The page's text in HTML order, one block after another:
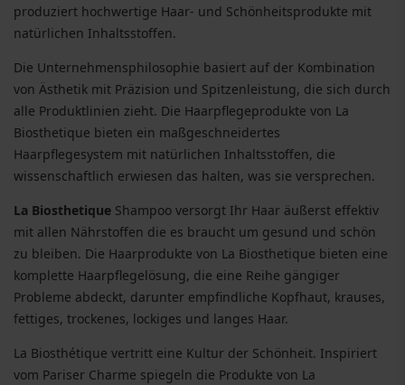
produziert hochwertige Haar- und Schönheitsprodukte mit
natürlichen Inhaltsstoffen.
Die Unternehmensphilosophie basiert auf der Kombination
von Ästhetik mit Präzision und Spitzenleistung, die sich durch
alle Produktlinien zieht. Die Haarpflegeprodukte von La
Biosthetique bieten ein maßgeschneidertes
Haarpflegesystem mit natürlichen Inhaltsstoffen, die
wissenschaftlich erwiesen das halten, was sie versprechen.
La Biosthetique Shampoo versorgt Ihr Haar äußerst effektiv
mit allen Nährstoffen die es braucht um gesund und schön
zu bleiben. Die Haarprodukte von La Biosthetique bieten eine
komplette Haarpflegelösung, die eine Reihe gängiger
Probleme abdeckt, darunter empfindliche Kopfhaut, krauses,
fettiges, trockenes, lockiges und langes Haar.
La Biosthétique vertritt eine Kultur der Schönheit. Inspiriert
vom Pariser Charme spiegeln die Produkte von La